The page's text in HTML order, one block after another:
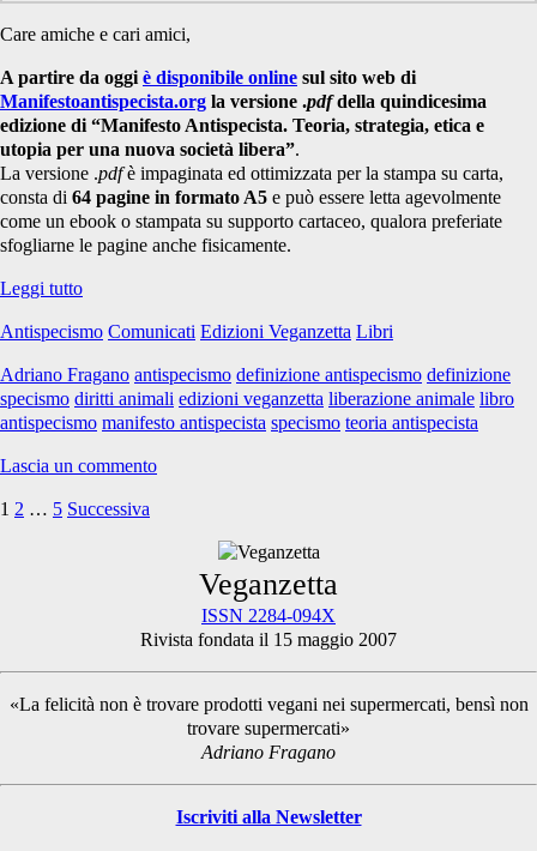
Care amiche e cari amici,
A partire da oggi è disponibile online sul sito web di
Manifestoantispecista.org la versione .pdfdella quindicesima
edizione di “Manifesto Antispecista. Teoria, strategia, etica e
utopia per una nuova società libera”.
La versione .pdfè impaginata ed ottimizzata per la stampa su carta,
consta di 64 pagine in formato A5 e può essere letta agevolmente
come un ebook o stampata su supporto cartaceo, qualora preferiate
sfogliarne le pagine anche fisicamente.
Leggi tutto“Manifesto
in
Antispecismo Comunicati Edizioni Veganzetta Libri
Adriano Fragano antispecismo definizione antispecismo definizione
specismo diritti animali edizioni veganzetta liberazione animale libro
antispecismo manifesto antispecista specismo teoria antispecista
Lascia un commento
Paginazione
1 2 … 5 Successiva
Sidebar
Veganzetta
ISSN 2284-094X
Rivista fondata il 15 maggio 2007
«La felicità non è trovare prodotti vegani nei supermercati, bensì non
trovare supermercati»
Adriano Fragano
Iscriviti alla Newsletter